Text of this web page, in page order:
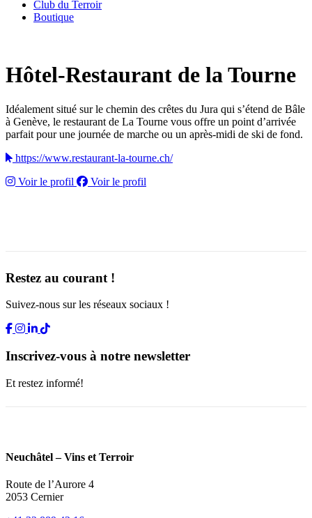
Club du Terroir
Boutique
Hôtel-Restaurant de la Tourne
Idéalement situé sur le chemin des crêtes du Jura qui s’étend de Bâle
à Genève, le restaurant de La Tourne vous offre un point d’arrivée
parfait pour une journée de marche ou un après-midi de ski de fond.
https://www.restaurant-la-tourne.ch/
Voir le profil
Voir le profil
Restez au courant !
Suivez-nous sur les réseaux sociaux !
Inscrivez-vous à notre newsletter
Et restez informé!
Neuchâtel – Vins et Terroir
Route de l’Aurore 4
2053 Cernier